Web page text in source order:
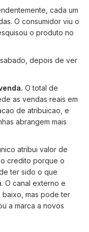
cada um
O consumidor viu o
o produto no
depois de ver
O total de
as vendas reais em
de atribuicao, e
abrangem mais
atribui valor de
credito porque o
ter sido o que
O canal externo e
baixo, mas pode ter
a marca a novos